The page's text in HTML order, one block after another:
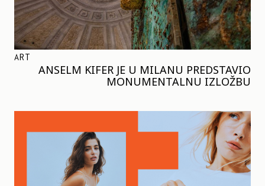
ART
ANSELM KIFER JE U MILANU PREDSTAVIO
MONUMENTALNU IZLOŽBU